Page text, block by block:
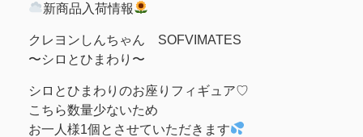
新商品入荷情報
クレヨンしんちゃん SOFVIMATES
〜シロとひまわり〜
シロとひまわりのお座りフィギュア♡
こちら数量少ないため
お一人様1個とさせていただきます